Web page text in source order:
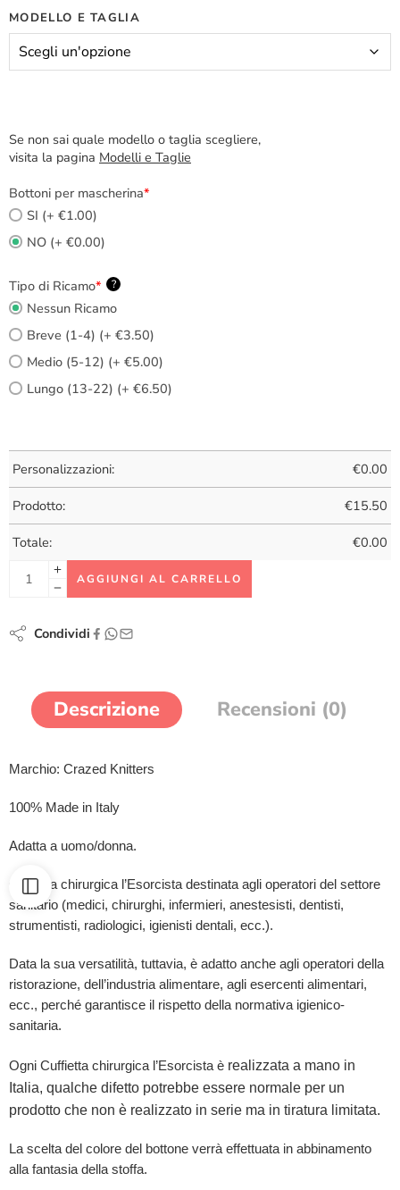
MODELLO E TAGLIA
Se non sai quale modello o taglia scegliere,
visita la pagina Modelli e Taglie
Bottoni per mascherina*
SI (+ €1.00)
NO (+ €0.00)
Tipo di Ricamo* ?
Nessun Ricamo
Breve (1-4) (+ €3.50)
Medio (5-12) (+ €5.00)
Lungo (13-22) (+ €6.50)
Personalizzazioni: €0.00
Prodotto: €15.50
Totale: €0.00
AGGIUNGI AL CARRELLO
Condividi
Descrizione Recensioni (0)
Marchio: Crazed Knitters
100% Made in Italy
Adatta a uomo/donna.
Cuffietta chirurgica l’Esorcista destinata agli operatori del settore
sanitario (medici, chirurghi, infermieri, anestesisti, dentisti,
strumentisti, radiologici, igienisti dentali, ecc.).
Data la sua versatilità, tuttavia, è adatto anche agli operatori della
ristorazione, dell’industria alimentare, agli esercenti alimentari,
ecc., perché garantisce il rispetto della normativa igienico-
sanitaria.
Ogni Cuffietta chirurgica l’Esorcista è realizzata a mano in
Italia, qualche difetto potrebbe essere normale per un
prodotto che non è realizzato in serie ma in tiratura limitata.
La scelta del colore del bottone verrà effettuata in abbinamento
alla fantasia della stoffa.